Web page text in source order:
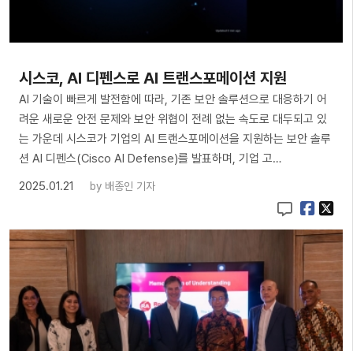
시스코, AI 디펜스로 AI 트랜스포메이션 지원
AI 기술이 빠르게 발전함에 따라, 기존 보안 솔루션으로 대응하기 어
려운 새로운 안전 문제와 보안 위협이 전례 없는 속도로 대두되고 있
는 가운데 시스코가 기업의 AI 트랜스포메이션을 지원하는 보안 솔루
션 AI 디펜스(Cisco AI Defense)를 발표하며, 기업 고…
2025.01.21
by 배종인 기자